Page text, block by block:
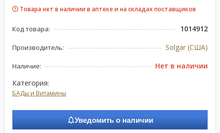
Товара нет в наличии в аптеке и на складах поставщиков
Код товара: 1014912
Производитель: Solgar (США)
Наличие:
Нет в наличии
Категория:
БАДы и Витамины
Уведомить о наличии